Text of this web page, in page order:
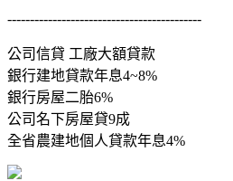
-------------------------------------------
公司信貸 工廠大額貸款
銀行建地貸款年息4~8%
銀行房屋二胎6%
公司名下房屋貸9成
全省農建地個人貸款年息4%